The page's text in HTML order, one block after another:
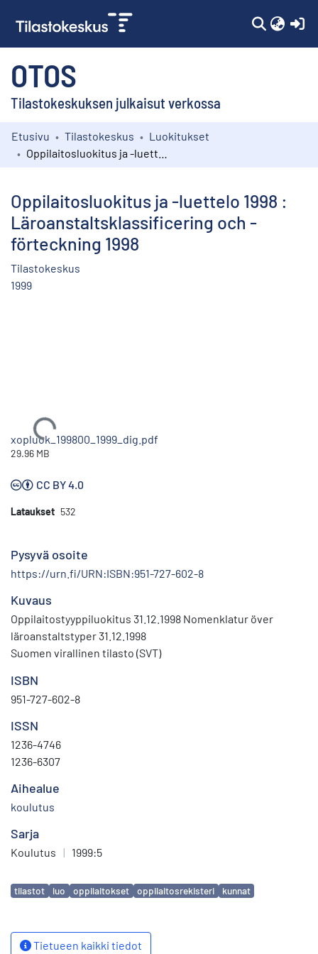
OTOS
Tilastokeskuksen julkaisut verkossa
Kokoelmat
Etusivu Tilastokeskus
Luokitukset
Oppilaitosluokitus ja -luettelo 1998 :
Läroanstaltsklassificering och -
förteckning 1998
Tilastokeskus
1999
Ladataan...
xopluok_199800_1999_dig.pdf
29.96 MB
CC BY 4.0
Lataukset 532
Pysyvä osoite
https://urn.fi/URN:ISBN:951-727-602-8
Kuvaus
Oppilaitostyyppiluokitus 31.12.1998 Nomenklatur över
läroanstaltstyper 31.12.1998
Suomen virallinen tilasto (SVT)
ISBN
951-727-602-8
ISSN
1236-4746
1236-6307
Aihealue
koulutus
Sarja
Koulutus | 1999:5
Avainsanat
tilastot luo oppilaitokset oppilaitosrekisteri kunnat
Tietueen kaikki tiedot